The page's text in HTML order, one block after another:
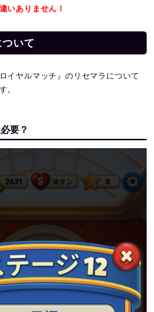
いありません！
ついて
イヤルマッチ』のリセマラについて
。
要？